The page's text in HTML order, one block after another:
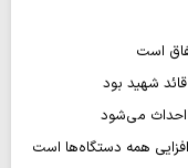
است
شهید بود
احداث می‌شود
همه دستگاه‌ها است